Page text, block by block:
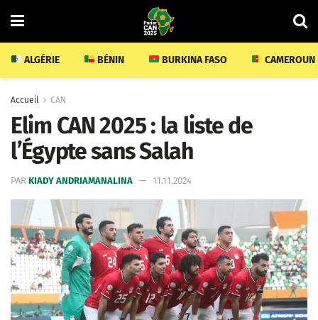
ALGÉRIE BÉNIN BURKINA FASO CAMEROUN
Accueil CAN
Elim CAN 2025 : la liste de
l’Égypte sans Salah
PAR KIADY ANDRIAMANALINA 11.11.2024